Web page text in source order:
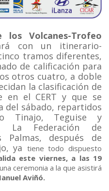
Volcanes-Trofeo
con un itinerario-
tramos diferentes,
de calificación para
otros cuatro, a doble
la clasificación de
en el CERT y que se
del sábado, repartidos
Tinajo, Teguise y
La Federación de
Palmas, después de
ya tiene todo dispuesto
este viernes, a las 19
ceremonia a la que asistirá
Aviñó.